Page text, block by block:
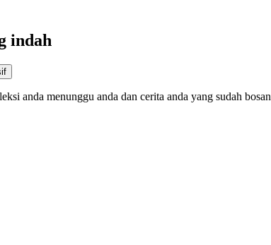
indah
anda menunggu anda dan cerita anda yang sudah bosan